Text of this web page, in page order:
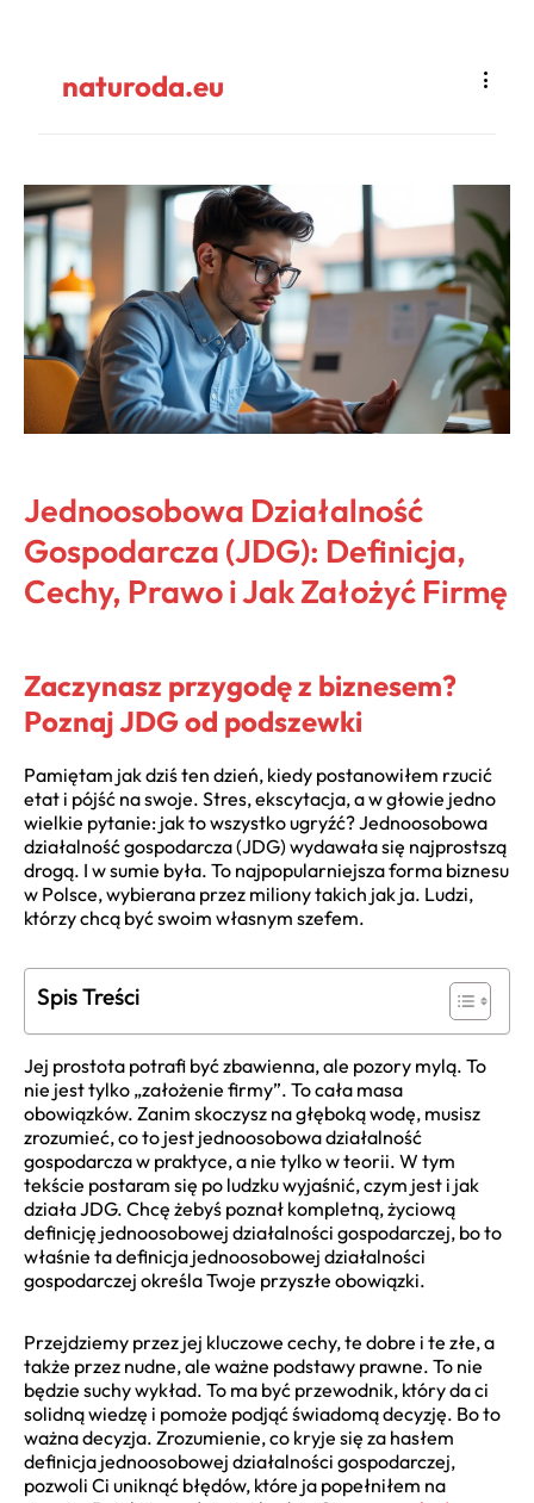
naturoda.eu
Jednoosobowa Działalność
Gospodarcza (JDG): Definicja,
Cechy, Prawo i Jak Założyć Firmę
Zaczynasz przygodę z biznesem?
Poznaj JDG od podszewki
Pamiętam jak dziś ten dzień, kiedy postanowiłem rzucić
etat i pójść na swoje. Stres, ekscytacja, a w głowie jedno
wielkie pytanie: jak to wszystko ugryźć? Jednoosobowa
działalność gospodarcza (JDG) wydawała się najprostszą
drogą. I w sumie była. To najpopularniejsza forma biznesu
w Polsce, wybierana przez miliony takich jak ja. Ludzi,
którzy chcą być swoim własnym szefem.
Spis Treści
Jej prostota potrafi być zbawienna, ale pozory mylą. To
nie jest tylko „założenie firmy”. To cała masa
obowiązków. Zanim skoczysz na głęboką wodę, musisz
zrozumieć, co to jest jednoosobowa działalność
gospodarcza w praktyce, a nie tylko w teorii. W tym
tekście postaram się po ludzku wyjaśnić, czym jest i jak
działa JDG. Chcę żebyś poznał kompletną, życiową
definicję jednoosobowej działalności gospodarczej, bo to
właśnie ta definicja jednoosobowej działalności
gospodarczej określa Twoje przyszłe obowiązki.
Przejdziemy przez jej kluczowe cechy, te dobre i te złe, a
także przez nudne, ale ważne podstawy prawne. To nie
będzie suchy wykład. To ma być przewodnik, który da ci
solidną wiedzę i pomoże podjąć świadomą decyzję. Bo to
ważna decyzja. Zrozumienie, co kryje się za hasłem
definicja jednoosobowej działalności gospodarczej,
pozwoli Ci uniknąć błędów, które ja popełniłem na